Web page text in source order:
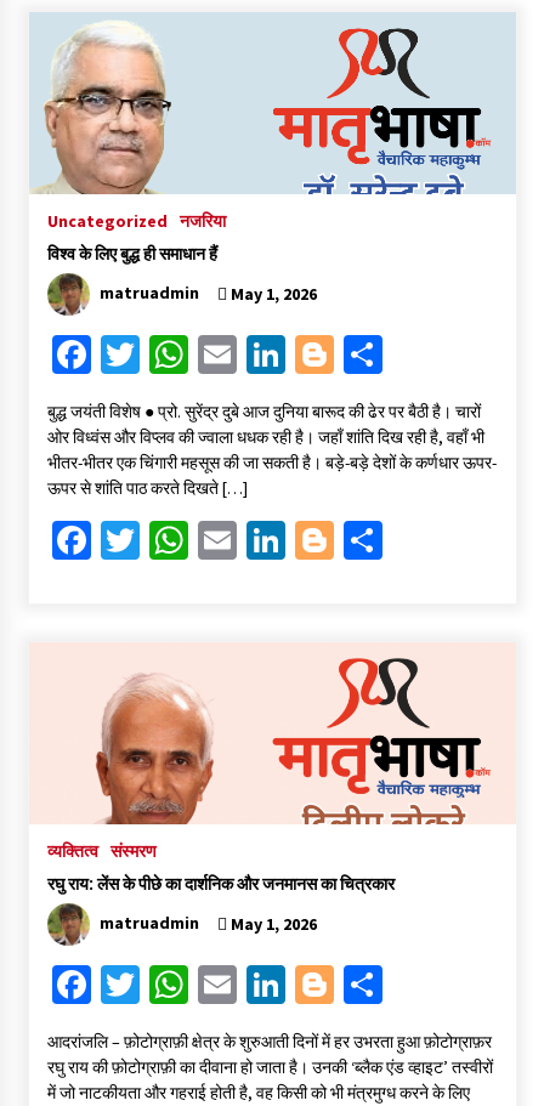
o
o
k
er sA l
dI er e
Uncategorized नजरिया
विश्व के लिए बुद्ध ही समाधान हैं
matruadmin
May 1, 2026
Fa
ce
b
o
o
k
T
wi
tt
er
W
h
at
sA
p
p
E
m
ai
l
Li
n
ke
dI
n
Bl
gg
er
S
ar
e
बुद्ध जयंती विशेष ● प्रो. सुरेंद्र दुबे आज दुनिया बारूद की ढेर पर बैठी है। चारों
ओर विध्वंस और विप्लव की ज्वाला धधक रही है। जहाँ शांति दिख रही है, वहाँ भी
भीतर-भीतर एक चिंगारी महसूस की जा सकती है। बड़े-बड़े देशों के कर्णधार ऊपर-
ऊपर से शांति पाठ करते दिखते […]
Fa
o
k
T W
p
p
E Li Bl
er
S
e
व्यक्तित्व संस्मरण
रघु राय: लेंस के पीछे का दार्शनिक और जनमानस का चित्रकार
matruadmin
May 1, 2026
Fa
ce
b
T
wi
tt
W
h
at
E
ai
Li
n
ke
Bl
gg
S
ar
आदरांजलि – फ़ोटोग्राफ़ी क्षेत्र के शुरुआती दिनों में हर उभरता हुआ फ़ोटोग्राफ़र
रघु राय की फ़ोटोग्राफ़ी का दीवाना हो जाता है। उनकी ‘ब्लैक एंड व्हाइट’ तस्वीरों
में जो नाटकीयता और गहराई होती है, वह किसी को भी मंत्रमुग्ध करने के लिए